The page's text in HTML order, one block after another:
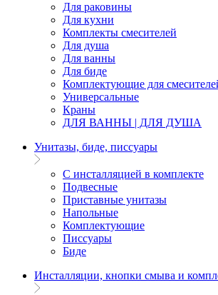
Для раковины
Для кухни
Комплекты смесителей
Для душа
Для ванны
Для биде
Комплектующие для
Универсальные
Краны
ДЛЯ ВАННЫ | ДЛЯ ДУША
Унитазы, биде, писсуары
С инсталляцией в комплекте
Подвесные
Приставные унитазы
Напольные
Комплектующие
Писсуары
Биде
Инсталляции, кнопки смыва и